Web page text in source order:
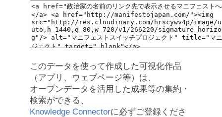
このデータを使って作成した可視化作品
（アプリ、ウェブページ等）は、
オープンデータを活用した成果等の集約・
検索ができる、
Knowledge Connectorに必ずご登録くださ